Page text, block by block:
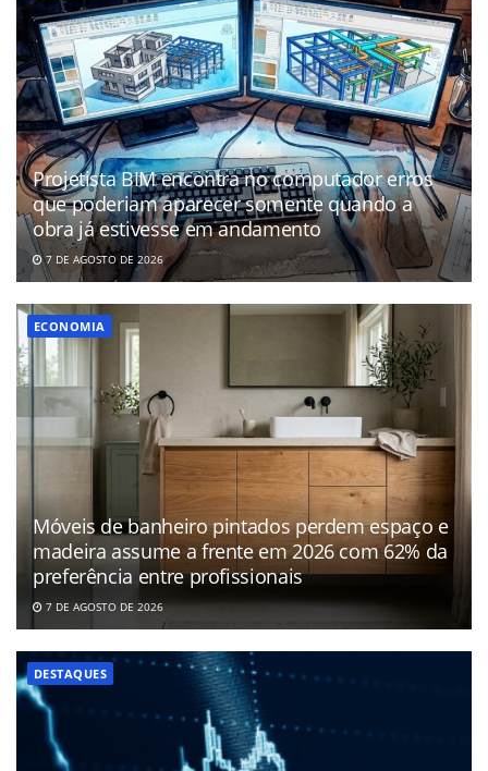
Projetista BIM encontra no computador erros
que poderiam aparecer somente quando a
obra já estivesse em andamento
7 DE AGOSTO DE 2026
ECONOMIA
Móveis de banheiro pintados perdem espaço e
madeira assume a frente em 2026 com 62% da
preferência entre profissionais
7 DE AGOSTO DE 2026
DESTAQUES